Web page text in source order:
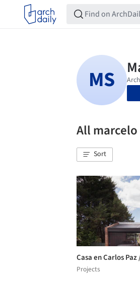
All
Sort
Casa en Carlos
Projects